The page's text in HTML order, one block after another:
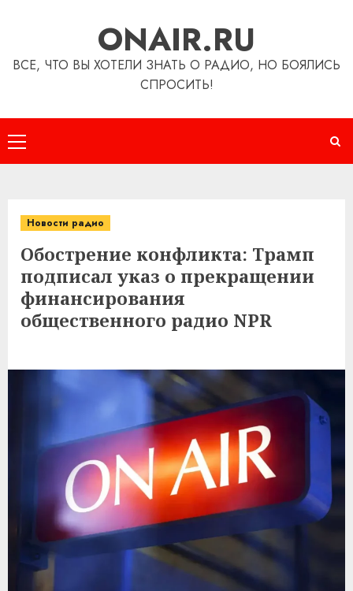
ONAIR.RU
ВСЕ, ЧТО ВЫ ХОТЕЛИ ЗНАТЬ О РАДИО, НО БОЯЛИСЬ
СПРОСИТЬ!
Основное
меню
Новости радио
Обострение конфликта: Трамп
подписал указ о прекращении
финансирования
общественного радио NPR